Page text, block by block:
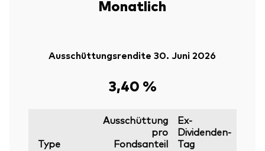
Monatlich
Ausschüttungsrendite 30. Juni 2026
3,40 %
Type
Ausschüttung
pro
Fondsanteil
Ex-
Dividenden-
Tag